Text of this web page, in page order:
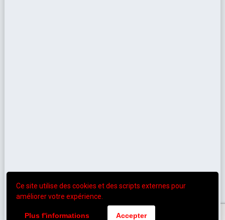
Ce site utilise des cookies et des scripts externes pour
améliorer votre expérience.
Plus f'informations Accepter